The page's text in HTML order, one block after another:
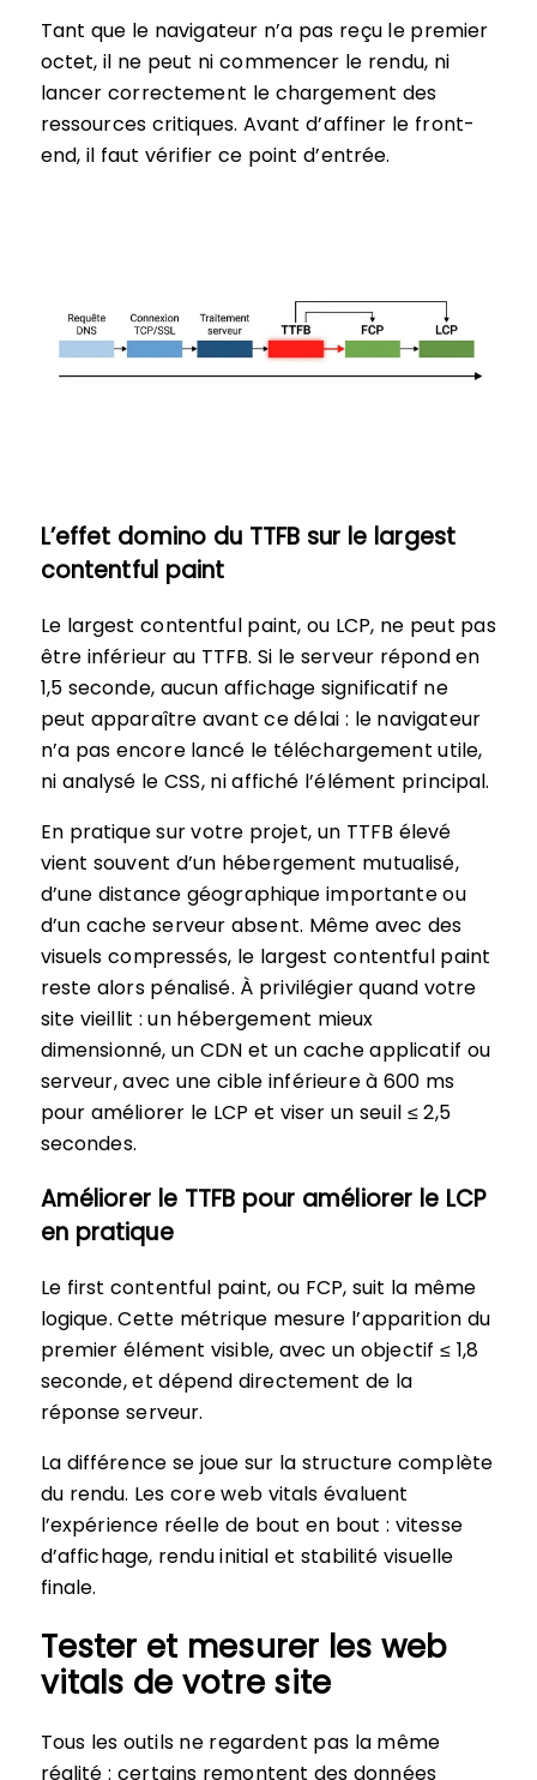
Tant que le navigateur n’a pas reçu le premier
octet, il ne peut ni commencer le rendu, ni
lancer correctement le chargement des
ressources critiques. Avant d’affiner le front-
end, il faut vérifier ce point d’entrée.
L’effet domino du TTFB sur le largest
contentful paint
Le largest contentful paint, ou LCP, ne peut pas
être inférieur au TTFB. Si le serveur répond en
1,5 seconde, aucun affichage significatif ne
peut apparaître avant ce délai : le navigateur
n’a pas encore lancé le téléchargement utile,
ni analysé le CSS, ni affiché l’élément principal.
En pratique sur votre projet, un TTFB élevé
vient souvent d’un hébergement mutualisé,
d’une distance géographique importante ou
d’un cache serveur absent. Même avec des
visuels compressés, le largest contentful paint
reste alors pénalisé. À privilégier quand votre
site vieillit : un hébergement mieux
dimensionné, un CDN et un cache applicatif ou
serveur, avec une cible inférieure à 600 ms
pour améliorer le LCP et viser un seuil ≤ 2,5
secondes.
Améliorer le TTFB pour améliorer le LCP
en pratique
Le first contentful paint, ou FCP, suit la même
logique. Cette métrique mesure l’apparition du
premier élément visible, avec un objectif ≤ 1,8
seconde, et dépend directement de la
réponse serveur.
La différence se joue sur la structure complète
du rendu. Les core web vitals évaluent
l’expérience réelle de bout en bout : vitesse
d’affichage, rendu initial et stabilité visuelle
finale.
Tester et mesurer les web
vitals de votre site
Tous les outils ne regardent pas la même
réalité : certains remontent des données